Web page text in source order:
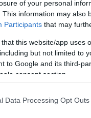
of your personal
This information may also
Participants that may
that this website/app uses
but not limited to
to Google and its third-
consent section.
Data Processing Opt Outs